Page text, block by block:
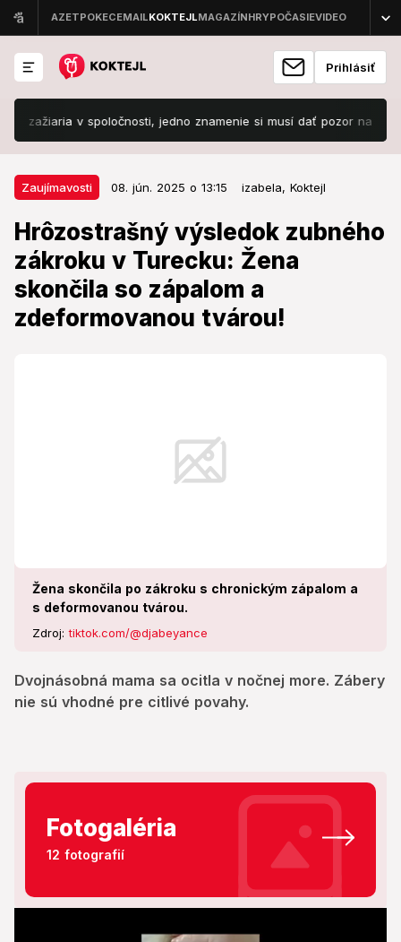
Prihlásiť
v spoločnosti, jedno znamenie si musí dať pozor na skryté
Zaujímavosti 08. jún. 2025 o 13:15 izabela, Koktejl
Hrôzostrašný výsledok zubného
zákroku v Turecku: Žena
skončila so zápalom a
zdeformovanou tvárou!
Žena skončila po zákroku s chronickým zápalom a
s deformovanou tvárou.
Zdroj:tiktok.com/@djabeyance
Dvojnásobná mama sa ocitla v nočnej more. Zábery
nie sú vhodné pre citlivé povahy.
Zaujímavosti 08. jún. 2025 o 13:15
Hrôzostrašný výsledok zubného
zákroku v Turecku: Žena skončila
so zápalom a zdeformovanou
tvárou!
Fotogaléria
12 fotografií